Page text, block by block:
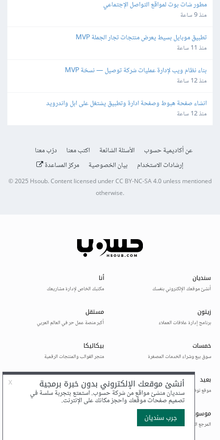
مطور شات بوت لمواقع التواصل الإجتماعي
منذ 9 ساعة
تطبيق موبايل بسيط يعرض منتجات تجار الجملة MVP
منذ 11 ساعة
بناء نظام ويب لإدارة عمليات شركة توصيل — نسخة MVP
منذ 12 ساعة
انشاء صفحة هبوط وصفحة ادارة وتطبيق يشتغل على ابل واندرويد
منذ 12 ساعة
عن أكاديمية حسوب الأسئلة الشائعة اكتب معنا
درّب معنا
إرشادات الاستخدام
بيان الخصوصية مركز المساعدة
© 2025 Hsoub.Content licensed underCC BY-NC-SA 4.0unless mentioned
otherwise.